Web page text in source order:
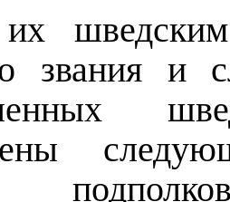
их
звания и